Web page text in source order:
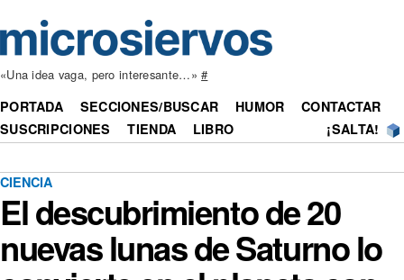
«Una idea vaga, pero interesante…»#
PORTADA SECCIONES/BUSCAR HUMOR
CONTACTAR
SUSCRIPCIONES
TIENDA LIBRO ¡SALTA!
CIENCIA
El descubrimiento de 20
nuevas lunas de Saturno lo